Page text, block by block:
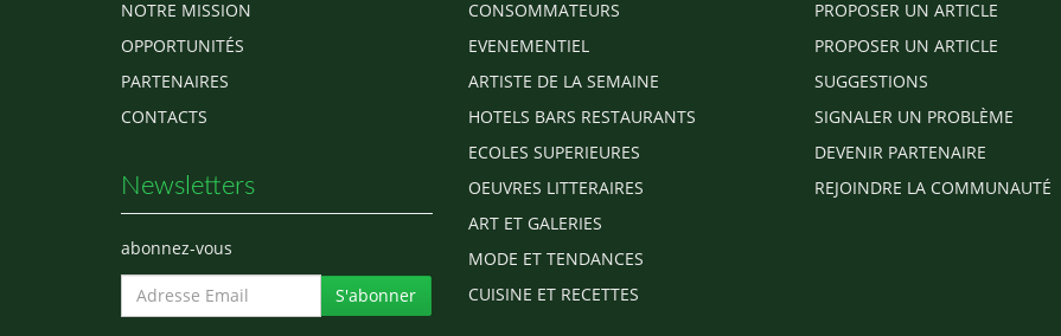
NOTRE MISSION
OPPORTUNITÉS
PARTENAIRES
CONTACTS
Newsletters
abonnez-vous
S'abonner
CONSOMMATEURS
EVENEMENTIEL
ARTISTE DE LA SEMAINE
HOTELS BARS RESTAURANTS
ECOLES SUPERIEURES
OEUVRES LITTERAIRES
ART ET GALERIES
MODE ET TENDANCES
CUISINE ET RECETTES
PROPOSER UN ARTICLE
PROPOSER UN ARTICLE
SUGGESTIONS
SIGNALER UN PROBLÈME
DEVENIR PARTENAIRE
REJOINDRE LA COMMUNAUTÉ